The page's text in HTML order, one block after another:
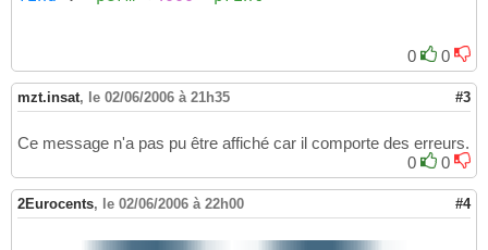
0 0
mzt.insat, le 02/06/2006 à 21h35 #3
Ce message n'a pas pu être affiché car il comporte des erreurs.
0
0
2Eurocents, le 02/06/2006 à 22h00 #4